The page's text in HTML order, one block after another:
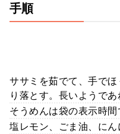
手順
ササミを茹でて、手で
り落とす。長いようであ
そうめんは袋の表示時間
塩レモン、ごま油、にん